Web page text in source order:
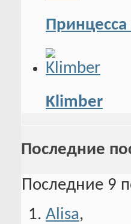
Принцесса
Klimber
Последние
Последние 9
Alisa,